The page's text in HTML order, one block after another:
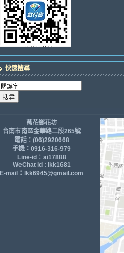
快速搜尋
萬花鄉花坊
台南市南區金華路二段265號
電話：(06)2920668
手機：0916-316-979
Line-id：ai17888
WeChat id : lkk1681
E-mail：lkk6945@gmail.com